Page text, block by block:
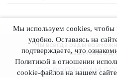
Мы всегда рады
ПО ВОПРОСАМ
Мы используем cookies, чтобы
удобно. Оставаясь на
подтверждаете, что
Политикой в отношении
cookie-файлов на нашем